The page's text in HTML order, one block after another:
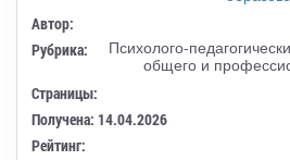
Автор:
Рубрика:
Психолого-
общего и
Страницы:
Получена: 14.04.2026
Рейтинг: